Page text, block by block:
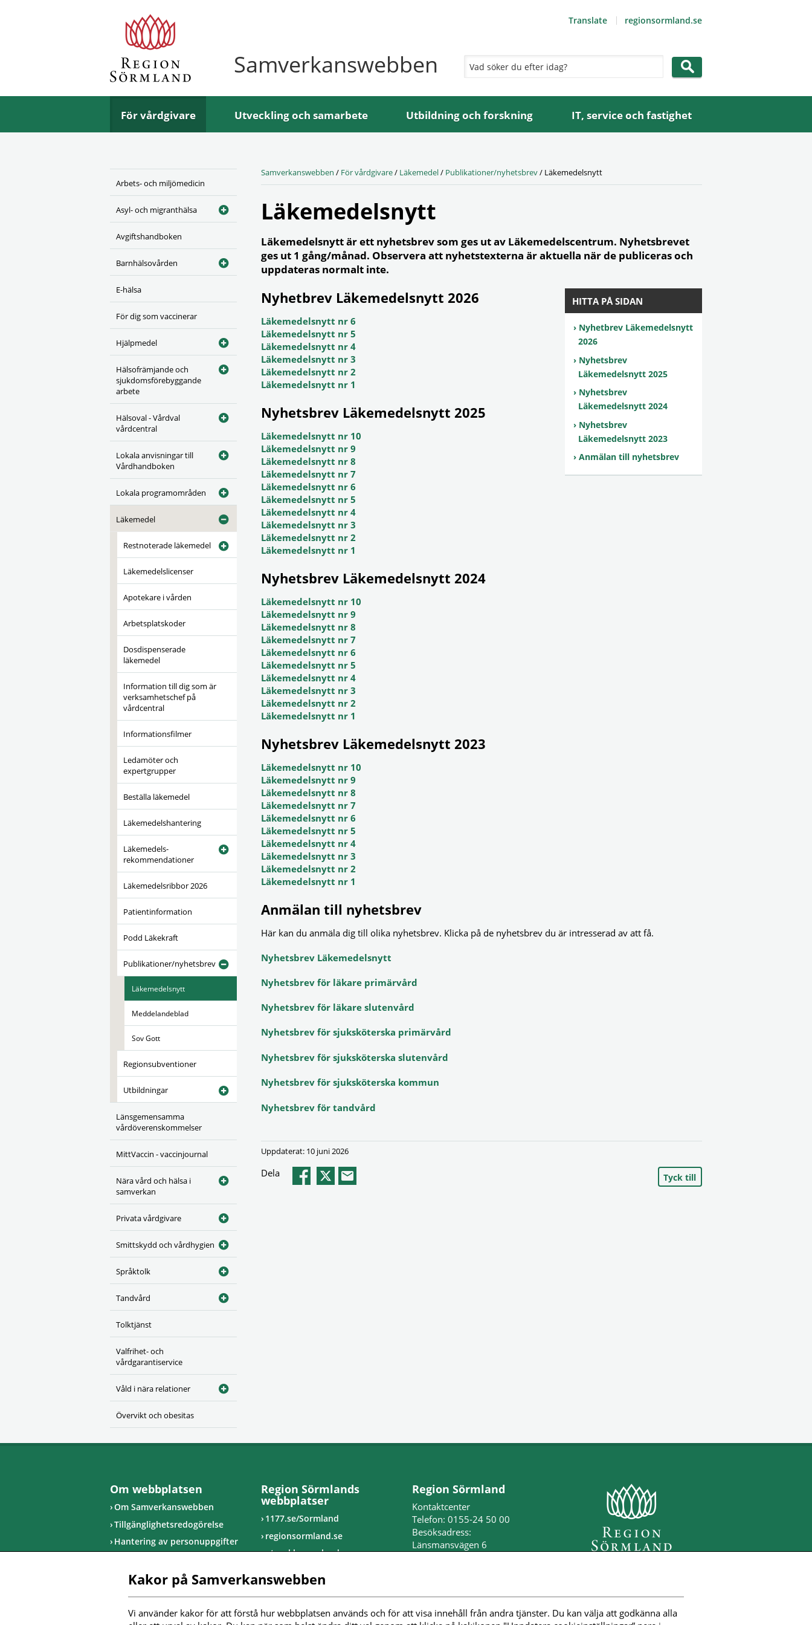
Samverkanswebben
Translate regionsormland.se
För vårdgivare Utveckling och samarbete Utbildning och forskning IT, service och fastighet
Arbets- och miljömedicin
Asyl- och migranthälsa
Avgiftshandboken
Barnhälsovården
E-hälsa
För dig som vaccinerar
Hjälpmedel
Hälsofrämjande och
sjukdomsförebyggande
arbete
Hälsoval - Vårdval
vårdcentral
Lokala anvisningar till
Vårdhandboken
Lokala programområden
Läkemedel
Restnoterade läkemedel
Läkemedelslicenser
Apotekare i vården
Arbetsplatskoder
Dosdispenserade
läkemedel
Information till dig som är
verksamhetschef på
vårdcentral
Informationsfilmer
Ledamöter och
expertgrupper
Beställa läkemedel
Läkemedelshantering
Läkemedels-
rekommendationer
Läkemedelsribbor 2026
Patientinformation
Podd Läkekraft
Publikationer/nyhetsbrev
Läkemedelsnytt
Meddelandeblad
Sov Gott
Regionsubventioner
Utbildningar
Länsgemensamma
vårdöverenskommelser
MittVaccin - vaccinjournal
Nära vård och hälsa i
samverkan
Privata vårdgivare
Smittskydd och vårdhygien
Språktolk
Tandvård
Tolktjänst
Valfrihet- och
vårdgarantiservice
Våld i nära relationer
Övervikt och obesitas
Samverkanswebben / För vårdgivare/ Läkemedel/ Publikationer/nyhetsbrev/ Läkemedelsnytt
Läkemedelsnytt
Läkemedelsnytt är ett nyhetsbrev som ges ut av Läkemedelscentrum. Nyhetsbrevet
ges ut 1 gång/månad. Observera att nyhetstexterna är aktuella när de publiceras och
uppdateras normalt inte.
HITTA PÅ SIDAN
Nyhetbrev Läkemedelsnytt
2026
Nyhetsbrev
Läkemedelsnytt 2025
Nyhetsbrev
Läkemedelsnytt 2024
Nyhetsbrev
Läkemedelsnytt 2023
Anmälan till nyhetsbrev
Nyhetbrev Läkemedelsnytt 2026
Läkemedelsnytt nr 6
Läkemedelsnytt nr 5
Läkemedelsnytt nr 4
Läkemedelsnytt nr 3
Läkemedelsnytt nr 2
Läkemedelsnytt nr 1
Nyhetsbrev Läkemedelsnytt 2025
Läkemedelsnytt nr 10
Läkemedelsnytt nr 9
Läkemedelsnytt nr 8
Läkemedelsnytt nr 7
Läkemedelsnytt nr 6
Läkemedelsnytt nr 5
Läkemedelsnytt nr 4
Läkemedelsnytt nr 3
Läkemedelsnytt nr 2
Läkemedelsnytt nr 1
Nyhetsbrev Läkemedelsnytt 2024
Läkemedelsnytt nr 10
Läkemedelsnytt nr 9
Läkemedelsnytt nr 8
Läkemedelsnytt nr 7
Läkemedelsnytt nr 6
Läkemedelsnytt nr 5
Läkemedelsnytt nr 4
Läkemedelsnytt nr 3
Läkemedelsnytt nr 2
Läkemedelsnytt nr 1
Nyhetsbrev Läkemedelsnytt 2023
Läkemedelsnytt nr 10
Läkemedelsnytt nr 9
Läkemedelsnytt nr 8
Läkemedelsnytt nr 7
Läkemedelsnytt nr 6
Läkemedelsnytt nr 5
Läkemedelsnytt nr 4
Läkemedelsnytt nr 3
Läkemedelsnytt nr 2
Läkemedelsnytt nr 1
Anmälan till nyhetsbrev
Här kan du anmäla dig till olika nyhetsbrev. Klicka på de nyhetsbrev du är intresserad av att få.
Nyhetsbrev Läkemedelsnytt
Nyhetsbrev för läkare primärvård
Nyhetsbrev för läkare slutenvård
Nyhetsbrev för sjuksköterska primärvård
Nyhetsbrev för sjuksköterska slutenvård
Nyhetsbrev för sjuksköterska kommun
Nyhetsbrev för tandvård
Uppdaterat: 10 juni 2026
Dela Tyck till
Om webbplatsen
Om Samverkanswebben
Tillgänglighetsredogörelse
Hantering av personuppgifter
Region Sörmlands
webbplatser
1177.se/Sormland
regionsormland.se
utvecklasormland.se
Följ oss i sociala
Region Sörmland
Kontaktcenter
Telefon: 0155-24 50 00
Besöksadress:
Länsmansvägen 6
Repslagaregatan 19
611 88 Nyköping
Kakor på Samverkanswebben
Vi använder kakor för att förstå hur webbplatsen används och för att visa innehåll från andra tjänster. Du kan välja att godkänna alla